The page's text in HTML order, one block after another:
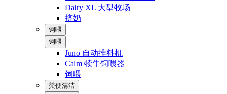
Dairy XL 大型牧场
挤奶
饲喂
饲喂
Juno 自动推料机
Calm 犊牛饲喂器
饲喂
粪便清洁